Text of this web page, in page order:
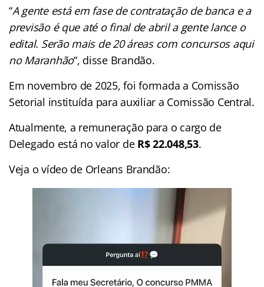
“A gente está em fase de contratação de banca e a
previsão é que até o final de abril a gente lance o
edital. Serão mais de 20 áreas com concursos aqui
no Maranhão“, disse Brandão.
Em novembro de 2025, foi formada a Comissão
Setorial instituída para auxiliar a Comissão Central.
Atualmente, a remuneração para o cargo de
Delegado está no valor de R$ 22.048,53.
Veja o vídeo de Orleans Brandão: